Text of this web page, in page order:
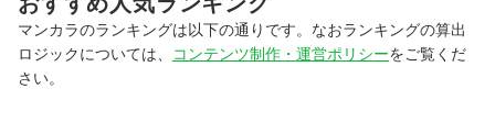
マンカラのランキングは以下の通りです。なおランキングの算出
ロジックについては、
コンテンツ制作・運営ポリシーをご覧くだ
さい。